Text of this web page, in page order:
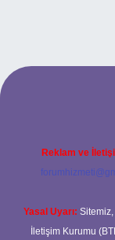
Reklam ve
Yasal Uyarı:
İletişim Kurumu